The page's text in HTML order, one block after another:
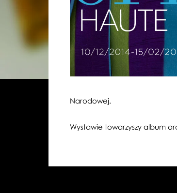
Narodowej.
Wystawie towarzyszy album